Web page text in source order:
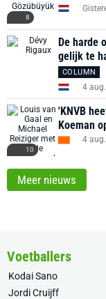
8
De harde
gelijk te
COLUMN
4
10
'KNVB
Koeman
4
Meer nieuws
Voetballers
Kodai Sano
Jordi Cruijff